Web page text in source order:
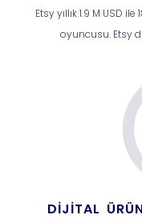
Etsy yıllık 1.9 M USD
oyuncusu. Etsy
DIJITAL